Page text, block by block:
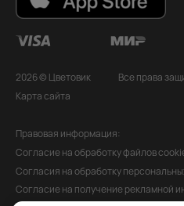
2026 © Цветовик
Все права
Карта сайта
Правовая информация:
Согласие на обработку файлов
Согласия на обработку
Согласие на получение рекламной